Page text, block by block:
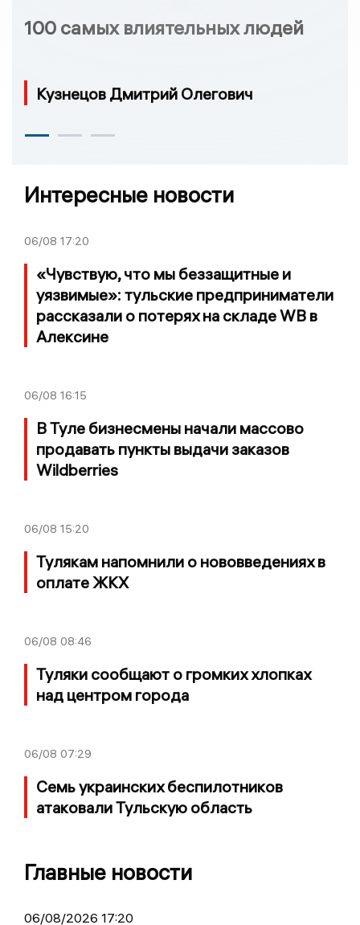
100 самых влиятельных людей
Кузнецов Дмитрий Олегович
Интересные новости
06/08 17:20
«Чувствую, что мы беззащитные и
уязвимые»: тульские предприниматели
рассказали о потерях на складе WB в
Алексине
06/08 16:15
В Туле бизнесмены начали массово
продавать пункты выдачи заказов
Wildberries
06/08 15:20
Тулякам напомнили о нововведениях в
оплате ЖКХ
06/08 08:46
Туляки сообщают о громких хлопках
над центром города
06/08 07:29
Семь украинских беспилотников
атаковали Тульскую область
Главные новости
06/08/2026 17:20